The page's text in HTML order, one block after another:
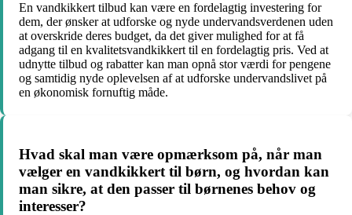
En vandkikkert tilbud kan være en fordelagtig investering for
dem, der ønsker at udforske og nyde undervandsverdenen uden
at overskride deres budget, da det giver mulighed for at få
adgang til en kvalitetsvandkikkert til en fordelagtig pris. Ved at
udnytte tilbud og rabatter kan man opnå stor værdi for pengene
og samtidig nyde oplevelsen af at udforske undervandslivet på
en økonomisk fornuftig måde.
Hvad skal man være opmærksom på, når man
vælger en vandkikkert til børn, og hvordan kan
man sikre, at den passer til børnenes behov og
interesser?